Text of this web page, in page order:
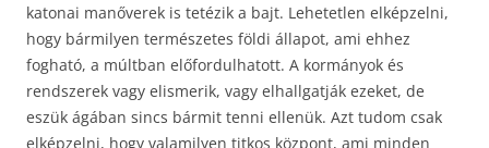
katonai manőverek is tetézik a bajt. Lehetetlen elképzelni,
hogy bármilyen természetes földi állapot, ami ehhez
fogható, a múltban előfordulhatott. A kormányok és
rendszerek vagy elismerik, vagy elhallgatják ezeket, de
eszük ágában sincs bármit tenni ellenük. Azt tudom csak
elképzelni, hogy valamilyen titkos központ, ami minden